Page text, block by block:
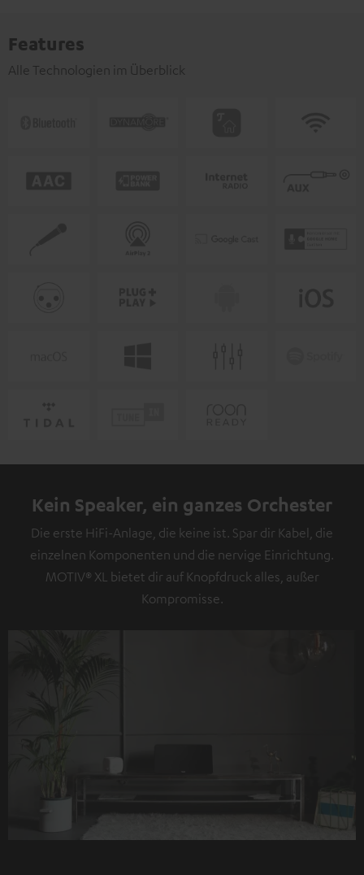
Features
Alle Technologien im Überblick
Kein Speaker, ein ganzes Orchester
Die erste HiFi-Anlage, die keine ist. Spar dir Kabel, die
einzelnen Komponenten und die nervige Einrichtung.
MOTIV® XL bietet dir auf Knopfdruck alles, außer
Kompromisse.